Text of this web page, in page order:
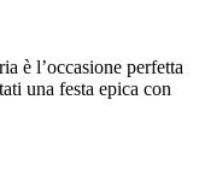
è l’occasione perfetta
una festa epica con